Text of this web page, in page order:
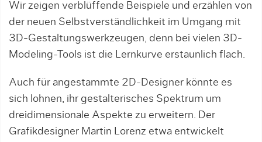
Wir zeigen verblüffende Beispiele und erzählen von
der neuen Selbstverständlichkeit im Umgang mit
3D-Gestaltungswerkzeugen, denn bei vielen 3D-
Modeling-Tools ist die Lernkurve erstaunlich flach.
Auch für angestammte 2D-Designer könnte es
sich lohnen, ihr gestalterisches Spektrum um
dreidimensionale Aspekte zu erweitern. Der
Grafikdesigner Martin Lorenz etwa entwickelt